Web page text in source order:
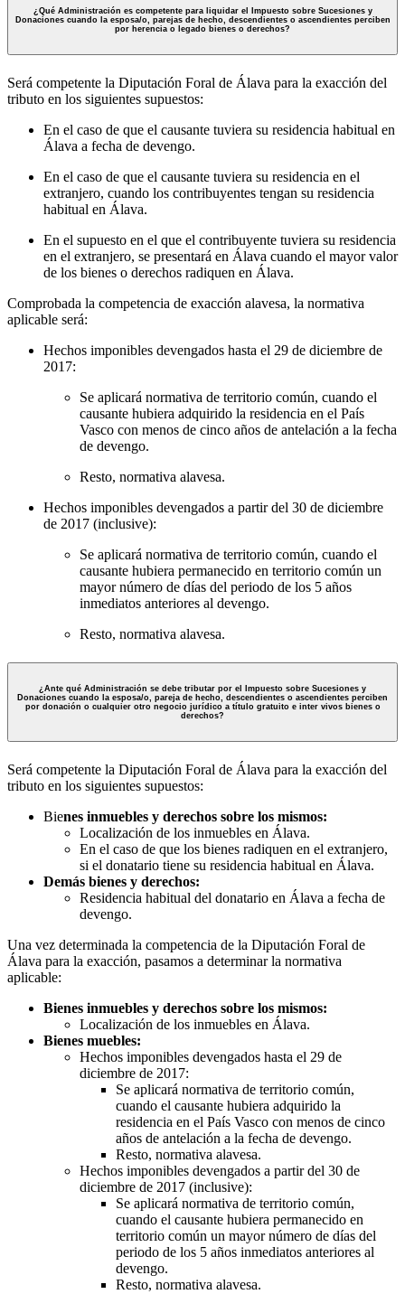
¿Qué Administración es competente para liquidar el Impuesto sobre Sucesiones y
Donaciones cuando la esposa/o, parejas de hecho, descendientes o ascendientes perciben
por herencia o legado bienes o derechos?
Será competente la Diputación Foral de Álava para la exacción del
tributo en los siguientes supuestos:
En el caso de que el causante tuviera su residencia habitual en
Álava a fecha de devengo.
En el caso de que el causante tuviera su residencia en el
extranjero, cuando los contribuyentes tengan su residencia
habitual en Álava.
En el supuesto en el que el contribuyente tuviera su residencia
en el extranjero, se presentará en Álava cuando el mayor valor
de los bienes o derechos radiquen en Álava.
Comprobada la competencia de exacción alavesa, la normativa
aplicable será:
Hechos imponibles devengados hasta el 29 de diciembre de
2017:
Se aplicará normativa de territorio común, cuando el
causante hubiera adquirido la residencia en el País
Vasco con menos de cinco años de antelación a la fecha
de devengo.
Resto, normativa alavesa.
Hechos imponibles devengados a partir del 30 de diciembre
de 2017 (inclusive):
Se aplicará normativa de territorio común, cuando el
causante hubiera permanecido en territorio común un
mayor número de días del periodo de los 5 años
inmediatos anteriores al devengo.
Resto, normativa alavesa.
¿Ante qué Administración se debe tributar por el Impuesto sobre Sucesiones y
Donaciones cuando la esposa/o, pareja de hecho, descendientes o ascendientes perciben
por donación o cualquier otro negocio jurídico a título gratuito e inter vivos bienes o
derechos?
Será competente la Diputación Foral de Álava para la exacción del
tributo en los siguientes supuestos:
Bienes inmuebles y derechos sobre los mismos:
Localización de los inmuebles en Álava.
En el caso de que los bienes radiquen en el extranjero,
si el donatario tiene su residencia habitual en Álava.
Demás bienes y derechos:
Residencia habitual del donatario en Álava a fecha de
devengo.
Una vez determinada la competencia de la Diputación Foral de
Álava para la exacción, pasamos a determinar la normativa
aplicable:
Bienes inmuebles y derechos sobre los mismos:
Localización de los inmuebles en Álava.
Bienes muebles:
Hechos imponibles devengados hasta el 29 de
diciembre de 2017:
Se aplicará normativa de territorio común,
cuando el causante hubiera adquirido la
residencia en el País Vasco con menos de cinco
años de antelación a la fecha de devengo.
Resto, normativa alavesa.
Hechos imponibles devengados a partir del 30 de
diciembre de 2017 (inclusive):
Se aplicará normativa de territorio común,
cuando el causante hubiera permanecido en
territorio común un mayor número de días del
periodo de los 5 años inmediatos anteriores al
devengo.
Resto, normativa alavesa.